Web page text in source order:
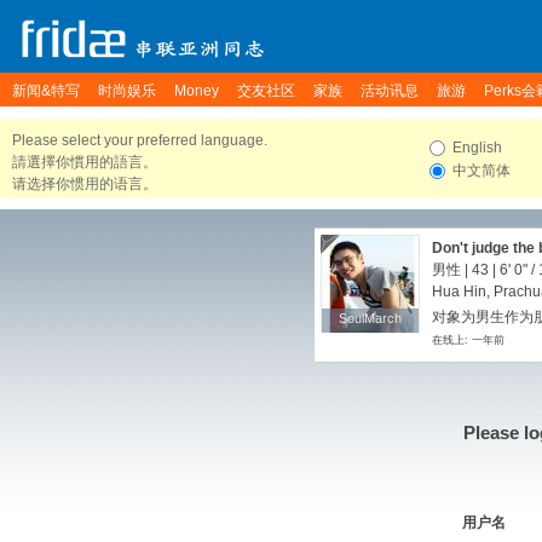
新闻&特写 时尚娱乐 Money 交友社区 家族 活动讯息 旅游 Perks会
Please select your preferred language.
請選擇你慣用的語言。
请选择你惯用的语言。
English
中文简体
SoulMarch
SoulMarch
Don't judge the
男性 | 43 | 6' 0" /
Hua Hin,
对象为男生作为
在线上: 一年前
Please
用户名